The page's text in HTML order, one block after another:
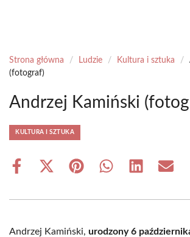
Strona główna / Ludzie / Kultura i sztuka /
(fotograf)
Andrzej Kamiński
KULTURA I SZTUKA
Share
Share
(Twitter)
Share Share Share Share
Andrzej Kamiński, urodzony 6